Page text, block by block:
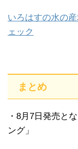
いろはすの水の
ェック
まとめ
・8月7日発売と
ング」